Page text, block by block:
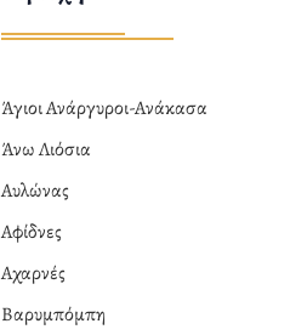
Άγιοι Ανάργυροι-Ανάκασα
Άνω Λιόσια
Αυλώνας
Αφίδνες
Αχαρνές
Βαρυμπόμπη